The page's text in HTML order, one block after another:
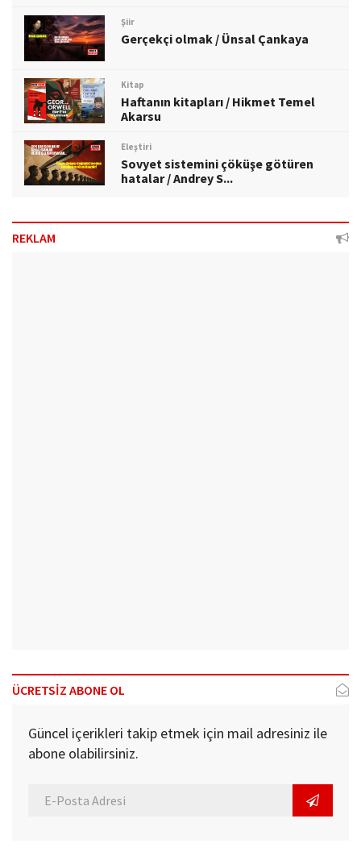
Şiir
Gerçekçi olmak / Ünsal Çankaya
Kitap
Haftanın kitapları / Hikmet Temel
Akarsu
Eleştiri
Sovyet sistemini çöküşe götüren
hatalar / Andrey S...
REKLAM
ÜCRETSİZ ABONE OL
Güncel içerikleri takip etmek için mail adresiniz ile
abone olabilirsiniz.